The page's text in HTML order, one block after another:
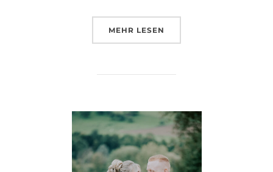
MEHR ÜBER „SCHON VOR ÜBER
LESEN